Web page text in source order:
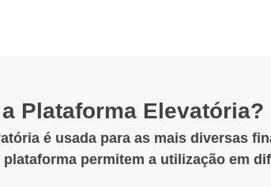
Plataforma Elevatória?
é usada para as mais diversas
permitem a utilização em